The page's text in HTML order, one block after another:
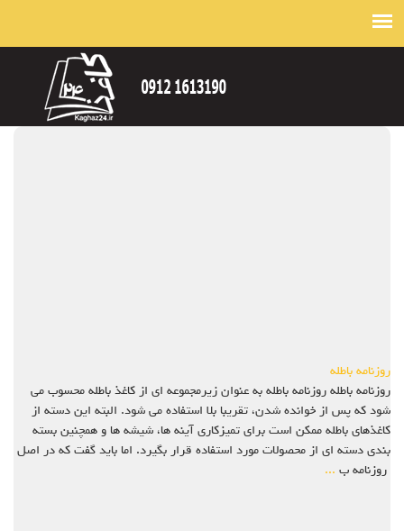
روزنامه باطله
روزنامه باطله روزنامه باطله به عنوان زیرمجموعه ای از کاغذ باطله محسوب می
شود که پس از خوانده شدن، تقریبا بلا استفاده می شود. البته این دسته از
کاغذهای باطله ممکن است برای تمیزکاری آینه ها، شیشه ها و همچنین بسته
بندی دسته ای از محصولات مورد استفاده قرار بگیرد. اما باید گفت که در اصل
روزنامه ب ...